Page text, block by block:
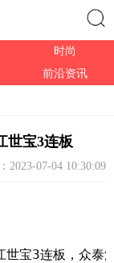
时尚
前沿资讯
世宝3连板
2023-07-04 10:30:09
宝3连板，众